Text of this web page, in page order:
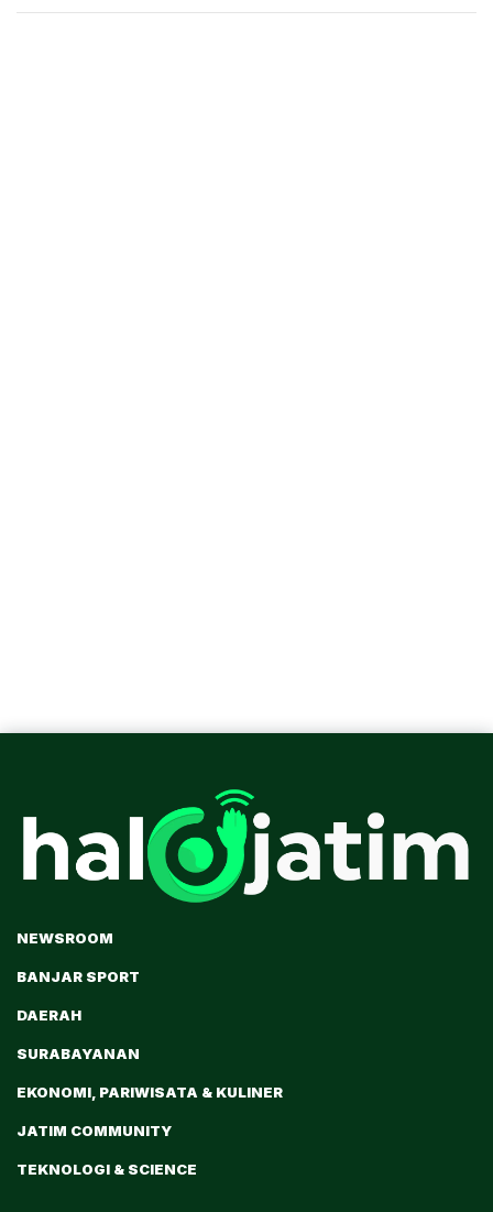
NEWSROOM
BANJAR SPORT
DAERAH
SURABAYANAN
EKONOMI, PARIWISATA & KULINER
JATIM COMMUNITY
TEKNOLOGI & SCIENCE